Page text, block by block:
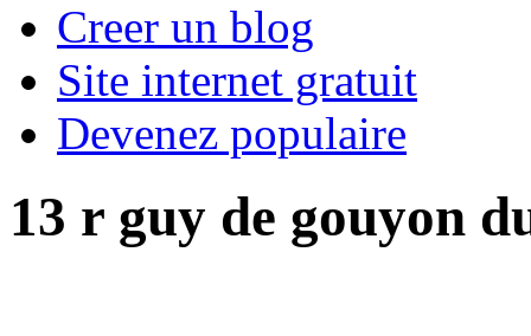
Creer un blog
Site internet gratuit
Devenez populaire
13 r guy de gouyon